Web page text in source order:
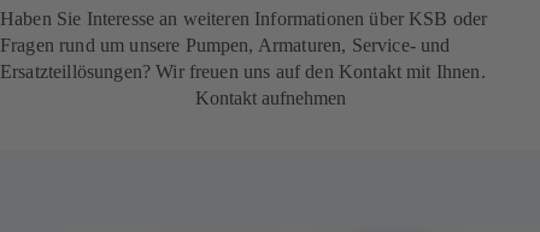
Haben Sie Interesse an weiteren Informationen über KSB oder
Fragen rund um unsere Pumpen, Armaturen, Service- und
Ersatzteillösungen? Wir freuen uns auf den Kontakt mit Ihnen.
Kontakt aufnehmen